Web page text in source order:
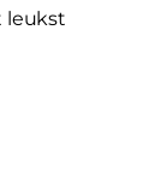
leukst